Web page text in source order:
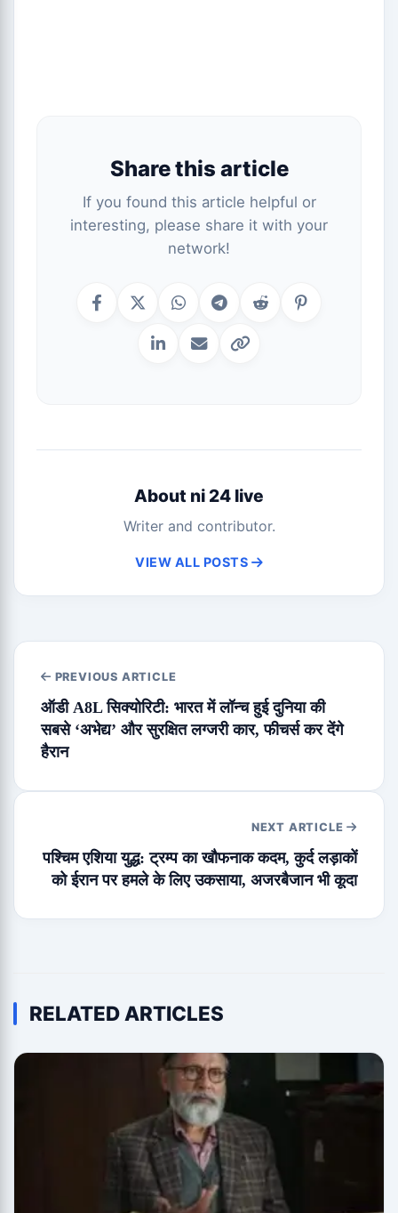
Share this article
If you found this article helpful or
interesting, please share it with your
network!
About ni 24 live
Writer and contributor.
VIEW ALL POSTS
PREVIOUS ARTICLE
ऑडी A8L सिक्योरिटी: भारत में लॉन्च हुई दुनिया की
सबसे ‘अभेद्य’ और सुरक्षित लग्जरी कार, फीचर्स कर देंगे
हैरान
NEXT ARTICLE
पश्चिम एशिया युद्ध: ट्रम्प का खौफनाक कदम, कुर्द लड़ाकों
को ईरान पर हमले के लिए उकसाया, अजरबैजान भी कूदा
RELATED ARTICLES